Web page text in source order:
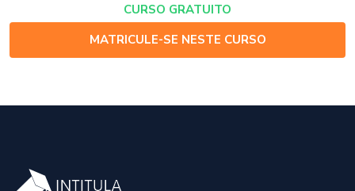
CURSO GRATUITO
MATRICULE-SE NESTE CURSO